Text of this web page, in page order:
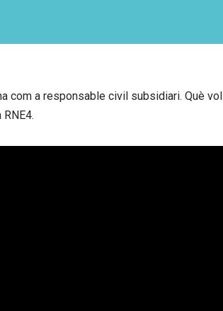
com a responsable civil subsidiari. Què vol